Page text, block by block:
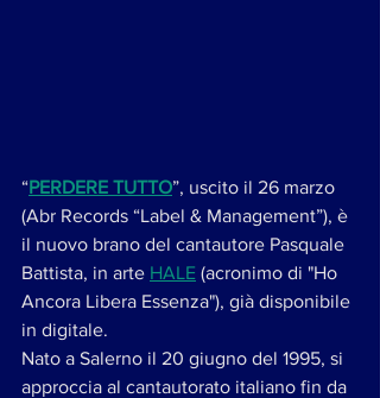
“PERDERE TUTTO”, uscito il 26 marzo
(Abr Records “Label & Management”), è
il nuovo brano del cantautore Pasquale
Battista, in arte HALE (acronimo di "Ho
Ancora Libera Essenza"), già disponibile
in digitale.
Nato a Salerno il 20 giugno del 1995, si
approccia al cantautorato italiano fin da